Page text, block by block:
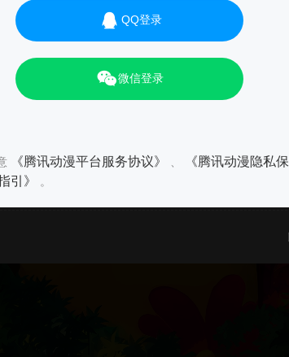
QQ登录
微信登录
《腾讯动漫平台服务协议》
《腾讯动漫隐私保
引》
。